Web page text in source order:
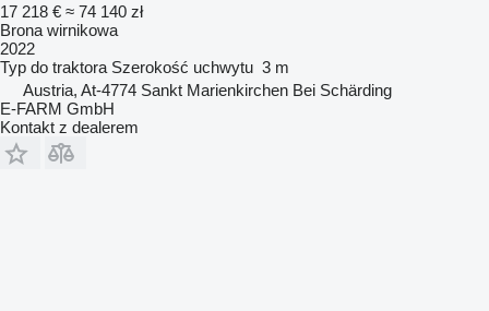
17 218 € ≈ 74 140 zł
Brona wirnikowa
2022
Typ do traktora Szerokość uchwytu 3 m
Austria, At-4774 Sankt Marienkirchen Bei Schärding
E-FARM GmbH
Kontakt z dealerem